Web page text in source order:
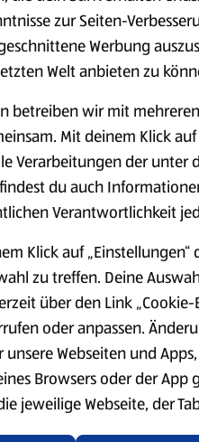
Bio-
Käse
zur Seiten-
Werbung
Welt anbieten zu
betreiben wir mit
Mit deinem Klick
Verarbeitungen der unter
du auch
Verantwortlichkeit
Klick auf
zu treffen. Deine
über den Link „Cookie-
oder anpassen.
Webseiten und
Browsers oder der App
jeweilige Webseite, der
geschlossen und